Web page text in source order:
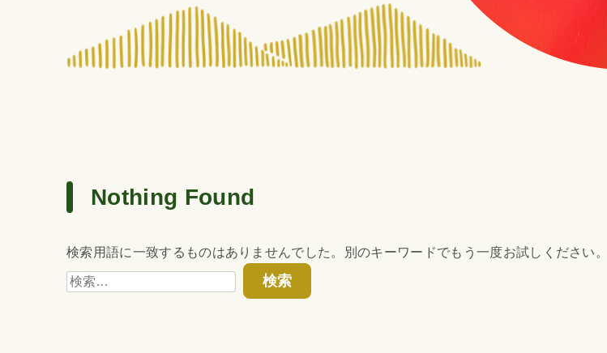
Nothing Found
検索用語に一致するものはありませんでした。別のキーワードでもう一度お試しください。
検
索: